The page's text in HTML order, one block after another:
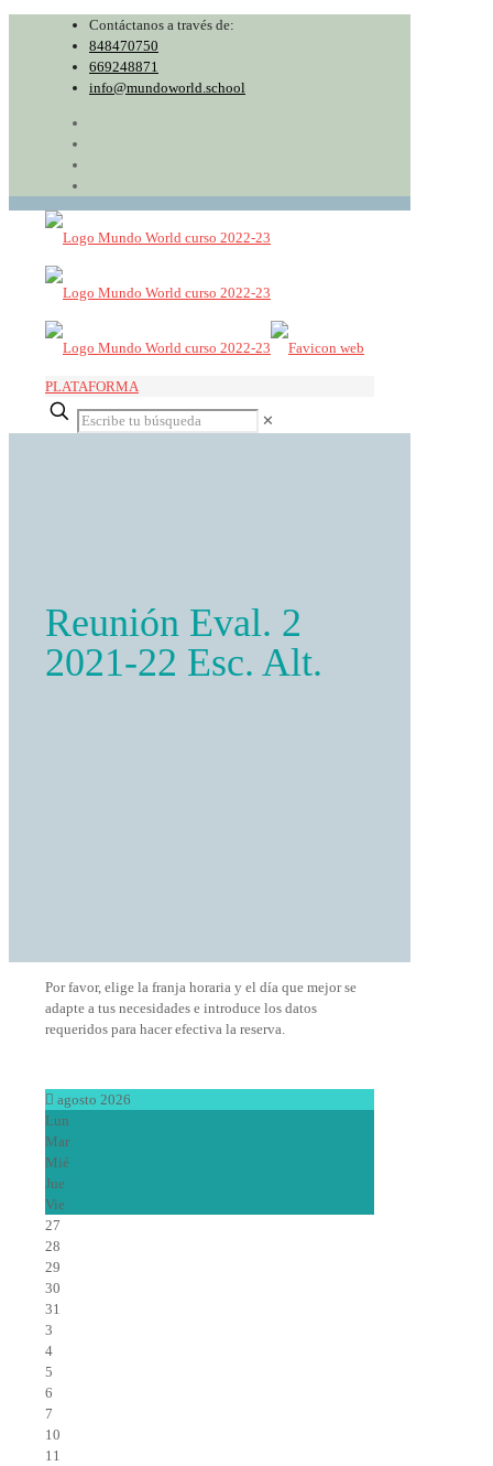
Contáctanos a través de:
848470750
669248871
info@mundoworld.school
PLATAFORMA
✕
Reunión Eval. 2
2021-22 Esc. Alt.
Por favor, elige la franja horaria y el día que mejor se
adapte a tus necesidades e introduce los datos
requeridos para hacer efectiva la reserva.
agosto 2026
Lun
Mar
Mié
Jue
Vie
27
28
29
30
31
3
4
5
6
7
10
11